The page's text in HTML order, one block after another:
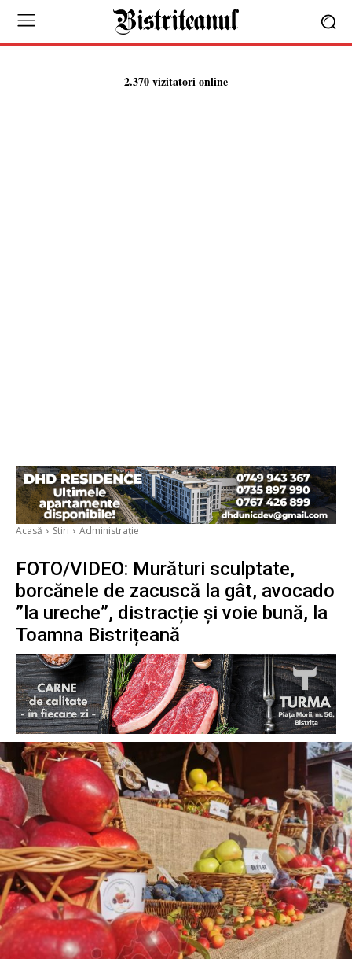
2.370 vizitatori online
Acasă Stiri Administrație
FOTO/VIDEO: Murături sculptate,
borcănele de zacuscă la gât, avocado
”la ureche”, distracție și voie bună, la
Toamna Bistrițeană